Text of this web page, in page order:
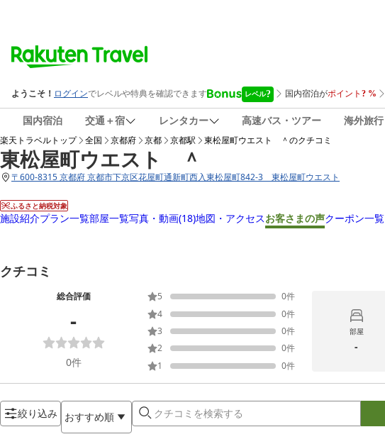
国内宿泊 交通＋宿 レンタカー 高速バス・ツアー 海外旅行
楽天トラベルトップ 全国 京都府 京都 京都駅 東松屋町ウエスト ＾のクチコミ
東松屋町ウエスト ＾
〒600-8315 京都府 京都市下京区花屋町通新町西入東松屋町842-3 東松屋町ウエスト
ふるさと納税対象
施設紹介プラン一覧部屋一覧写真・動画(18)地図・アクセスお客さまの声クーポン一覧
クチコミ
総合評価
-
0件
5 0件
4
0件
3
0件
2
0件
1
0件
部屋
-
絞り込み おすすめ順